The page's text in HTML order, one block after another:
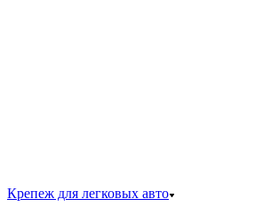
Крепеж для легковых авто